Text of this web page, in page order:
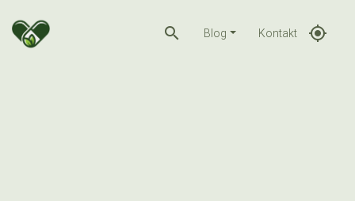
search Blog Kontakt gps_fixed